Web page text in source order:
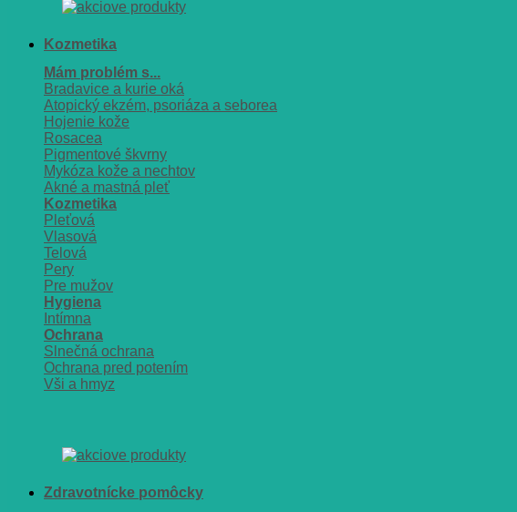
Kozmetika
Mám problém s...
Bradavice a kurie oká
Atopický ekzém, psoriáza a seborea
Hojenie kože
Rosacea
Pigmentové škvrny
Mykóza kože a nechtov
Akné a mastná pleť
Kozmetika
Pleťová
Vlasová
Telová
Pery
Pre mužov
Hygiena
Intímna
Ochrana
Slnečná ochrana
Ochrana pred potením
Vši a hmyz
Zdravotnícke pomôcky